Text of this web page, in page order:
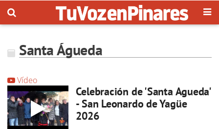
Santa Águeda
Vídeo
Celebración de 'Santa Agueda'
- San Leonardo de Yagüe
2026